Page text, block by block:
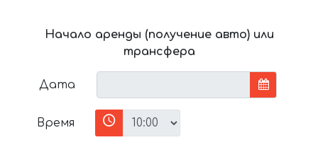
Начало аренды (получение авто) или
трансфера
Дата
Время